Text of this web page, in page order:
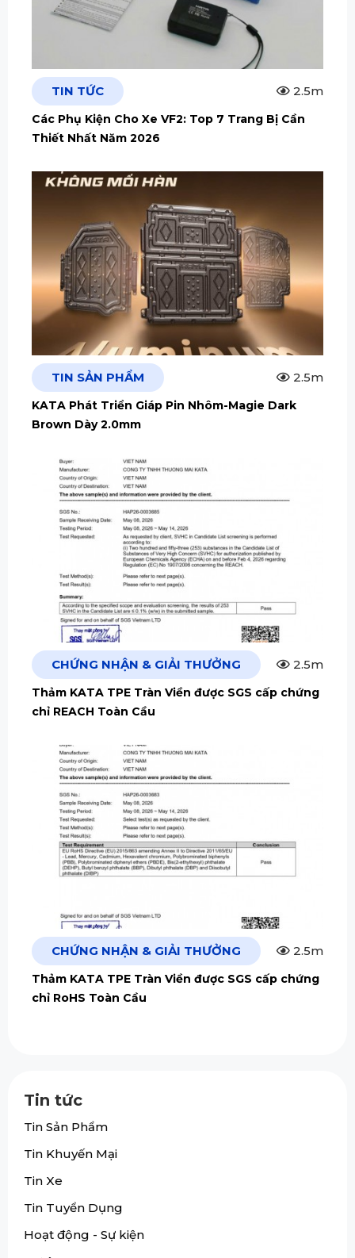
TIN TỨC 2.5m
Các Phụ Kiện Cho Xe VF2: Top 7 Trang Bị Cần
Thiết Nhất Năm 2026
TIN SẢN PHẨM 2.5m
KATA Phát Triển Giáp Pin Nhôm-Magie Dark
Brown Dày 2.0mm
CHỨNG NHẬN & GIẢI THƯỞNG 2.5m
Thảm KATA TPE Tràn Viền được SGS cấp chứng
chỉ REACH Toàn Cầu
CHỨNG NHẬN & GIẢI THƯỞNG 2.5m
Thảm KATA TPE Tràn Viền được SGS cấp chứng
chỉ RoHS Toàn Cầu
Tin tức
Tin Sản Phẩm
Tin Khuyến Mại
Tin Xe
Tin Tuyển Dụng
Hoạt động - Sự kiện